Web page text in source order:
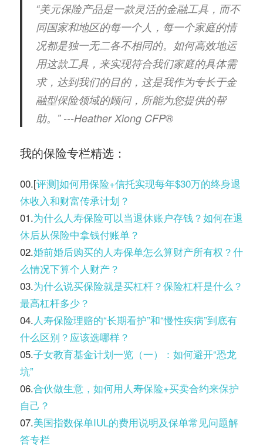
“美元保险产品是一款灵活的金融工具，而不
同国家和地区的每一个人，每一个家庭的情
况都是独一无二各不相同的。如何高效地运
用这款工具，来实现符合我们家庭的具体需
求，达到我们的目的，这是我作为专长于金
融型保险领域的顾问，所能为您提供的帮
助。” ---Heather Xiong CFP®️
我的保险专栏精选：
00.[评测]如何用保险+信托实现每年$30万的终身退
休收入和财富传承计划？
01.为什么人寿保险可以当退休账户存钱？如何在退
休后从保险中拿钱付账单？
02.婚前婚后购买的人寿保单怎么算财产所有权？什
么情况下算个人财产？
03.为什么说买保险就是买杠杆？保险杠杆是什么？
最高杠杆多少？
04. 人寿保险理赔的“长期看护”和“慢性疾病”到底有
什么区别？应该选哪样？
05.子女教育基金计划一览（一）：如何避开“恐龙
坑”
06.合伙做生意，如何用人寿保险+买卖合约来保护
自己？
07.美国指数保单IUL的费用说明及保单常见问题解
答专栏